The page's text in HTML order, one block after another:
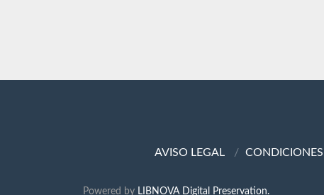
AVISO LEGAL
Powered by LIBNOVA Digital Preservation.